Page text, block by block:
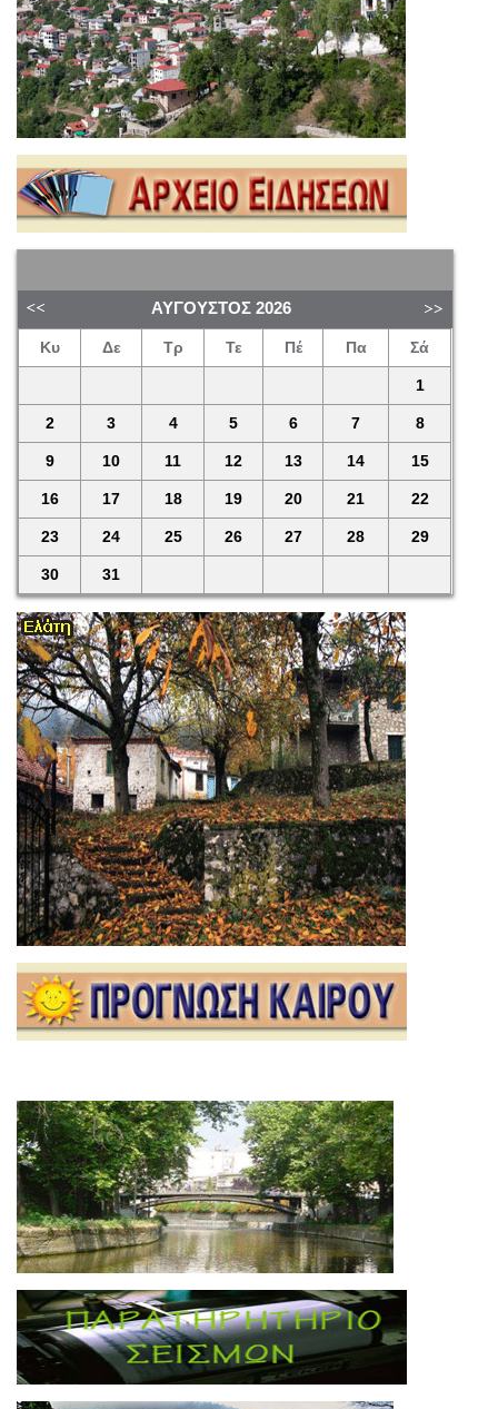
ΑΎΓΟΥΣΤΟΣ 2026
Κυ Δε Τρ Τε Πέ Πα Σά
1
2 3 4 5 6 7 8
9 10 11 12 13 14 15
16 17 18 19 20 21 22
23 24 25 26 27 28 29
30 31